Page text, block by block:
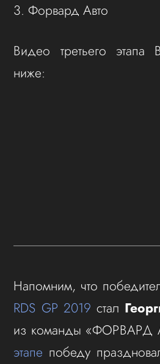
3. Форвард Авто
Видео третьего этапа
ниже:
Напомним, что
RDS GP 2019 стал
из команды «ФОРВАРД
этапе победу